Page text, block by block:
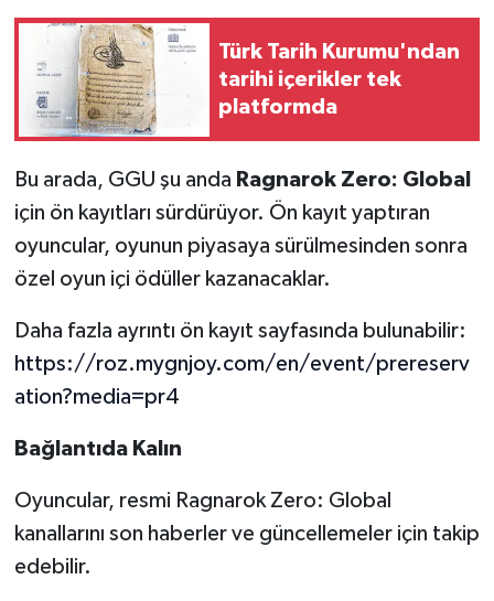
Türk Tarih Kurumu'ndan
tarihi içerikler tek
platformda
Bu arada, GGU şu anda Ragnarok Zero: Global
için ön kayıtları sürdürüyor. Ön kayıt yaptıran
oyuncular, oyunun piyasaya sürülmesinden sonra
özel oyun içi ödüller kazanacaklar.
Daha fazla ayrıntı ön kayıt sayfasında bulunabilir:
https://roz.mygnjoy.com/en/event/prereserv
ation?media=pr4
Bağlantıda Kalın
Oyuncular, resmi Ragnarok Zero: Global
kanallarını son haberler ve güncellemeler için takip
edebilir.